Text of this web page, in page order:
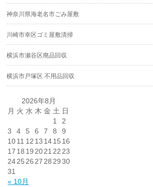
神奈川県海老名市ごみ屋敷
川崎市幸区ゴミ屋敷清掃
横浜市瀬谷区廃品回収
横浜市戸塚区 不用品回収
2026年8月
月 火 水 木 金 土 日
« 10月
1
2
3
4 5 6 7 8
9
1011 12 13 1415 16
17 18 19 2021 22 23
2425 26 27 28 29 30
31